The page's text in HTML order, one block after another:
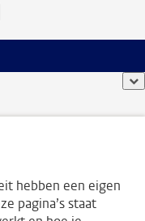
hebben een eigen
pagina’s staat